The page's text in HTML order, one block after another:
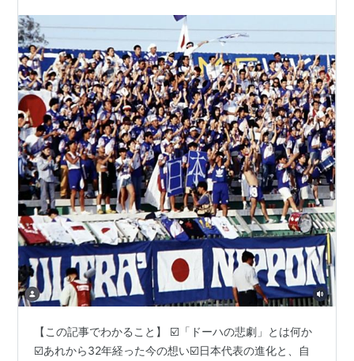
【この記事でわかること】 ☑️「ドーハの悲劇」とは何か
☑️あれから32年経った今の想い☑️日本代表の進化と、自